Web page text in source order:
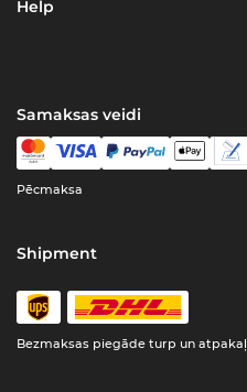
Help
Samaksas veidi
Pēcmaksa
Shipment
Bezmaksas piegāde turp un atpakaļ